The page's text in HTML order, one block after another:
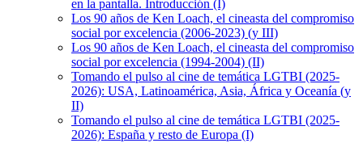
en la pantalla. Introducción (I)
Los 90 años de Ken Loach, el cineasta del compromiso
social por excelencia (2006-2023) (y III)
Los 90 años de Ken Loach, el cineasta del compromiso
social por excelencia (1994-2004) (II)
Tomando el pulso al cine de temática LGTBI (2025-
2026): USA, Latinoamérica, Asia, África y Oceanía (y
II)
Tomando el pulso al cine de temática LGTBI (2025-
2026): España y resto de Europa (I)